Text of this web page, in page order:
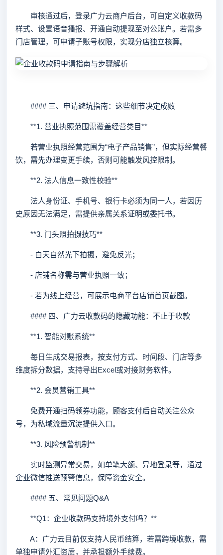
审核通过后，登录广力云商户后台，可自定义收款码
样式、设置语音播报、开通自动提现至对公账户。若需多
门店管理，可申请子账号权限，实现分店独立核算。
#### 三、申请避坑指南：这些细节决定成败
**1. 营业执照范围需覆盖经营类目**
若营业执照经营范围为“电子产品销售”，但实际经营餐
饮，需先办理变更手续，否则可能触发风控限制。
**2. 法人信息一致性校验**
法人身份证、手机号、银行卡必须为同一人，若因历
史原因无法满足，需提供亲属关系证明或委托书。
**3. 门头照拍摄技巧**
- 白天自然光下拍摄，避免反光；
- 店铺名称需与营业执照一致；
- 若为线上经营，可展示电商平台店铺首页截图。
#### 四、广力云收款码的隐藏功能：不止于收款
**1. 智能对账系统**
每日生成交易报表，按支付方式、时间段、门店等多
维度拆分数据，支持导出Excel或对接财务软件。
**2. 会员营销工具**
免费开通扫码领券功能，顾客支付后自动关注公众
号，为私域流量沉淀提供入口。
**3. 风险预警机制**
实时监测异常交易，如单笔大额、异地登录等，通过
企业微信推送预警信息，保障资金安全。
#### 五、常见问题Q&A
**Q1：企业收款码支持境外支付吗？**
A：广力云目前仅支持人民币结算，若需跨境收款，需
单独申请外汇资质，并承担额外手续费。